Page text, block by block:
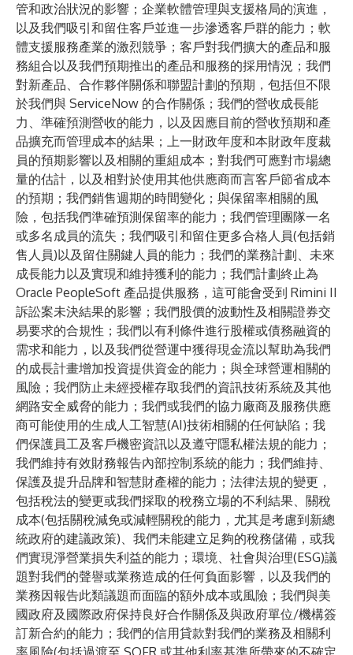
管和政治狀況的影響；企業軟體管理與支援格局的演進，
以及我們吸引和留住客戶並進一步滲透客戶群的能力；軟
體支援服務產業的激烈競爭；客戶對我們擴大的產品和服
務組合以及我們預期推出的產品和服務的採用情況；我們
對新產品、合作夥伴關係和聯盟計劃的預期，包括但不限
於我們與 ServiceNow 的合作關係；我們的營收成長能
力、準確預測營收的能力，以及因應目前的營收預期和產
品擴充而管理成本的結果；上一財政年度和本財政年度裁
員的預期影響以及相關的重組成本；對我們可應對市場總
量的估計，以及相對於使用其他供應商而言客戶節省成本
的預期；我們銷售週期的時間變化；與保留率相關的風
險，包括我們準確預測保留率的能力；我們管理團隊一名
或多名成員的流失；我們吸引和留住更多合格人員(包括銷
售人員)以及留住關鍵人員的能力；我們的業務計劃、未來
成長能力以及實現和維持獲利的能力；我們計劃終止為
Oracle PeopleSoft 產品提供服務，這可能會受到 Rimini II
訴訟案未決結果的影響；我們股價的波動性及相關證券交
易要求的合規性；我們以有利條件進行股權或債務融資的
需求和能力，以及我們從營運中獲得現金流以幫助為我們
的成長計畫增加投資提供資金的能力；與全球營運相關的
風險；我們防止未經授權存取我們的資訊技術系統及其他
網路安全威脅的能力；我們或我們的協力廠商及服務供應
商可能使用的生成人工智慧(AI)技術相關的任何缺陷；我
們保護員工及客戶機密資訊以及遵守隱私權法規的能力；
我們維持有效財務報告內部控制系統的能力；我們維持、
保護及提升品牌和智慧財產權的能力；法律法規的變更，
包括稅法的變更或我們採取的稅務立場的不利結果、關稅
成本(包括關稅減免或減輕關稅的能力，尤其是考慮到新總
統政府的建議政策)、我們未能建立足夠的稅務儲備，或我
們實現淨營業損失利益的能力；環境、社會與治理(ESG)議
題對我們的聲譽或業務造成的任何負面影響，以及我們的
業務因報告此類議題而面臨的額外成本或風險；我們與美
國政府及國際政府保持良好合作關係及與政府單位/機構簽
訂新合約的能力；我們的信用貸款對我們的業務及相關利
率風險(包括過渡至 SOFR 或其他利率基準所帶來的不確定